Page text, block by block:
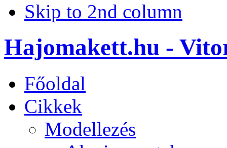
Skip to 2nd column
Hajomakett.hu -
Főoldal
Cikkek
Modellezés